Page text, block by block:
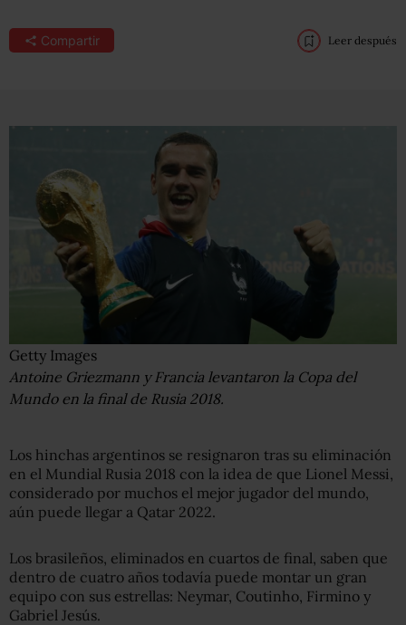
Compartir Leer después
Getty Images
Antoine Griezmann y Francia levantaron la Copa del
Mundo en la final de Rusia 2018.
Los hinchas argentinos se resignaron tras su eliminación
en el Mundial Rusia 2018 con la idea de que Lionel Messi,
considerado por muchos el mejor jugador del mundo,
aún puede llegar a Qatar 2022.
Los brasileños, eliminados en cuartos de final, saben que
dentro de cuatro años todavía puede montar un gran
equipo con sus estrellas: Neymar, Coutinho, Firmino y
Gabriel Jesús.